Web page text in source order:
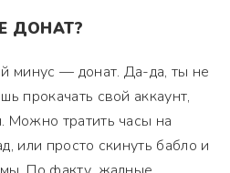
ДОНАТ?
минус — донат. Да-да, ты не
прокачать свой аккаунт,
Можно тратить часы на
или просто скинуть бабло и